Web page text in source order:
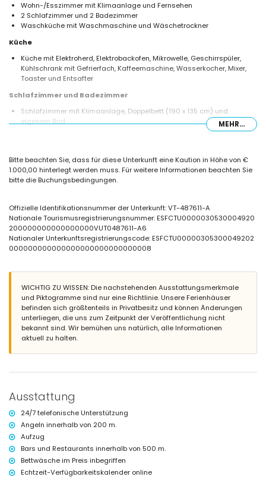
Wohn-/Esszimmer mit Klimaanlage und Fernsehen
2 Schlafzimmer und 2 Badezimmer
Waschküche mit Waschmaschine und Wäschetrockner
Küche
Küche mit Elektroherd, Elektrobackofen, Mikrowelle, Geschirrspüler,
Kühlschrank mit Gefrierfach, Kaffeemaschine, Wasserkocher, Mixer,
Toaster und Entsafter
Schlafzimmer und Badezimmer
Schlafzimmer mit Klimaanlage, Doppelbett (190 x 135 cm) und
eigenem Bad
Schlafzimmer mit Klimaanlage, 2 Einzelbetten (190 x 90 cm)
Badezimmer mit Einzelwaschbecken, Dusche und WC
Außenbereich der Wohnung
Kinderschwimmbecken
Gemeinschaftlicher Rasenpark
Außen-Sitzbereich
Privater überdachter Parkplatz
Weitere Informationen
Metern von der Wohnung)
Nächster Strand: Playa de la Olla (innerhalb von 100 Metern von der
Wohnung)
Nächster Hafen: Puerto Senso (innerhalb von 500 Metern von der
Wohnung)
Nächster Flughafen: Alicante (innerhalb von 100 Kilometern von der
Aufzug.
Die Unterkunft eignet sich sehr gut für Familien mit Kindern und
Fotosessions.
Ausstattung und Dienstleistungen, die im Mietpreis der Wohnung
enthalten sind
Internet (WiFi)
Staubsauger sowie Bügeleisen und Bügelbrett
MEHR...
Bitte beachten Sie, dass für diese Unterkunft eine Kaution in Höhe von €
1.000,00 hinterlegt werden muss. Für weitere Informationen beachten Sie
bitte die Buchungsbedingungen.
Offizielle Identifikationsnummer der Unterkunft: VT-487611-A
Nationale Tourismusregistrierungsnummer: ESFCTU0000030530004920
200000000000000000VUT0487611-A6
Nationaler Unterkunftsregistrierungscode: ESFCTU00000305300049202
000000000000000000000000000008
WICHTIG ZU WISSEN: Die nachstehenden Ausstattungsmerkmale
und Piktogramme sind nur eine Richtlinie. Unsere Ferienhäuser
befinden sich größtenteils in Privatbesitz und können Änderungen
unterliegen, die uns zum Zeitpunkt der Veröffentlichung nicht
bekannt sind. Wir bemühen uns natürlich, alle Informationen
aktuell zu halten.
Ausstattung
24/7 telefonische Unterstützung
Angeln innerhalb von 200 m.
Aufzug
Bars und Restaurants innerhalb von 500 m.
Bettwäsche im Preis inbegriffen
Echtzeit-Verfügbarkeitskalender online